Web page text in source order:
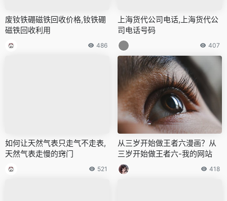
废钕铁硼磁铁回收价格,钕铁硼
磁铁回收利用
486
上海货代公司电话,上海货代公
司电话号码
407
如何让天然气表只走气不走表,
天然气表走慢的窍门
521
从三岁开始做王者六漫画？从
三岁开始做王者六-我的网站
418